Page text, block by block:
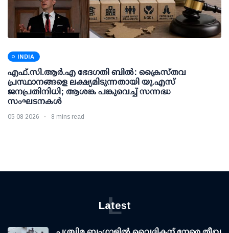
INDIA
എഫ്.സി.ആര്‍.എ ഭേദഗതി ബില്‍: ക്രൈസ്തവ
പ്രസ്ഥാനങ്ങളെ ലക്ഷ്യമിടുന്നതായി യു.എസ്
ജനപ്രതിനിധി; ആശങ്ക പങ്കുവെച്ച് സന്നദ്ധ
സംഘടനകള്‍
05 08 2026 8 mins read
Latest
L